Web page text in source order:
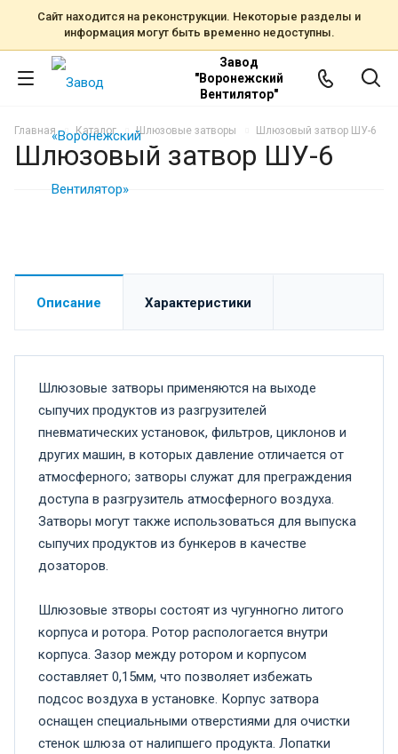
Сайт находится на реконструкции. Некоторые разделы и
информация могут быть временно недоступны.
Завод
"Воронежский
Вентилятор"
Главная Каталог Шлюзовые затворы Шлюзовый затвор ШУ-6
Шлюзовый затвор ШУ-6
Описание Характеристики
Шлюзовые затворы применяются на выходе
сыпучих продуктов из разгрузителей
пневматических установок, фильтров, циклонов и
других машин, в которых давление отличается от
атмосферного; затворы служат для преграждения
доступа в разгрузитель атмосферного воздуха.
Затворы могут также использоваться для выпуска
сыпучих продуктов из бункеров в качестве
дозаторов.
Шлюзовые зтворы состоят из чугунногно литого
корпуса и ротора. Ротор распологается внутри
корпуса. Зазор между ротором и корпусом
составляет 0,15мм, что позволяет избежать
подсос воздуха в установке. Корпус затвора
оснащен специальными отверстиями для очистки
стенок шлюза от налипшего продукта. Лопатки